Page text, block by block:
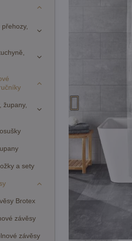
župany,
a sety
Brotex
závěsy
závěsy